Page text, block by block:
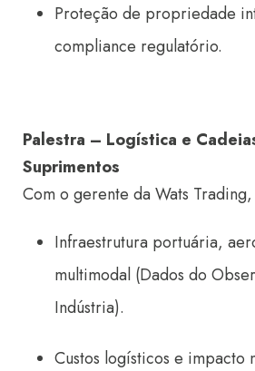
Proteção de propriedade
compliance regulatório.
Palestra – Logística e
Suprimentos
Com o gerente da Wats Trading,
Infraestrutura portuária,
multimodal (Dados do
Indústria).
Custos logísticos e impacto